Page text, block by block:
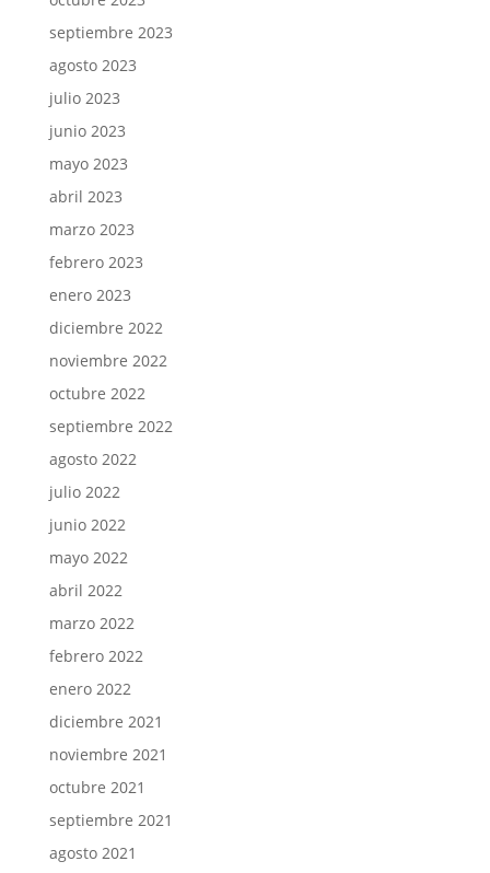
septiembre 2023
agosto 2023
julio 2023
junio 2023
mayo 2023
abril 2023
marzo 2023
febrero 2023
enero 2023
diciembre 2022
noviembre 2022
octubre 2022
septiembre 2022
agosto 2022
julio 2022
junio 2022
mayo 2022
abril 2022
marzo 2022
febrero 2022
enero 2022
diciembre 2021
noviembre 2021
octubre 2021
septiembre 2021
agosto 2021